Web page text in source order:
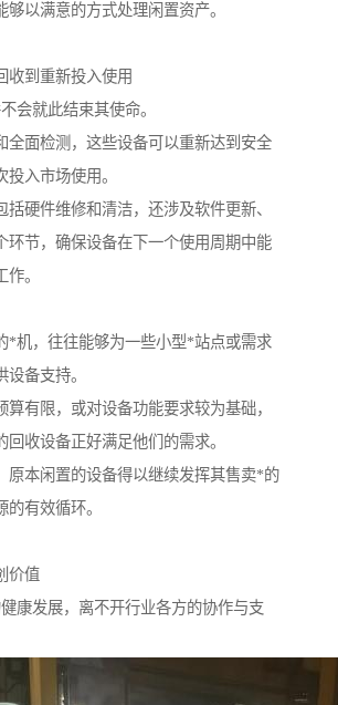
够以满意的方式处理闲置资产。
收到重新投入使用
会就此结束其使命。
全面检测，这些设备可以重新达到安全
入市场使用。
括硬件维修和清洁，还涉及软件更新、
环节，确保设备在下一个使用周期中能
。
*机，往往能够为一些小型*站点或需求
备支持。
算有限，或对设备功能要求较为基础，
回收设备正好满足他们的需求。
原本闲置的设备得以继续发挥其售卖*的
有效循环。
价值
康发展，离不开行业各方的协作与支